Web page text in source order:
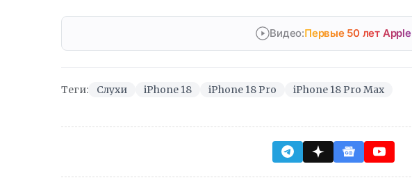
Видео:Первые 50 лет Apple
Теги: Слухи iPhone 18 iPhone 18 Pro iPhone 18 Pro Max